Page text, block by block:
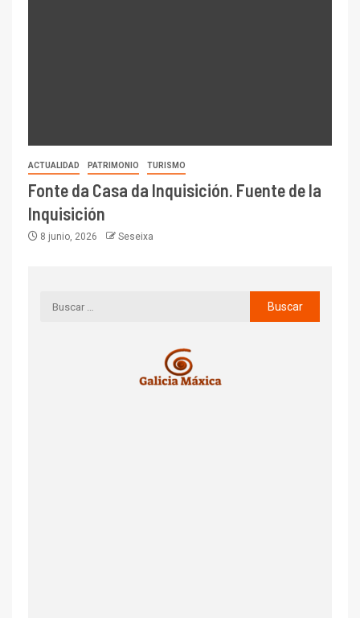
ACTUALIDAD PATRIMONIO TURISMO
Fonte da Casa da Inquisición. Fuente de la
Inquisición
8 junio, 2026 Seseixa